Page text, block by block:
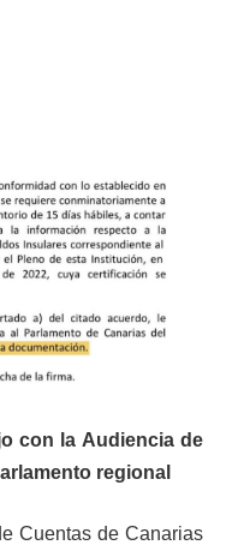
con la Audiencia de
regional
Cuentas de Canarias